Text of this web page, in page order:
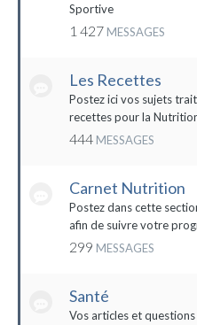
Sportive
1 427 MESSAGES
Les Recettes
Postez ici vos sujets
recettes pour la
444 MESSAGES
Carnet Nutrition
Postez dans cette
afin de suivre votre
299 MESSAGES
Santé
Vos articles et